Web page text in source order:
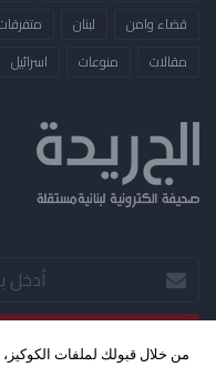
قضاء وامن
لبنان
مقالات
منوعات ​اسرائيل
أدخل
بريدك
الإلكتروني
من خلال قبولك لملفات